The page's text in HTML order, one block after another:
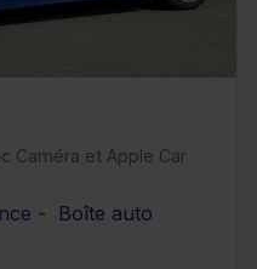
Caméra et Apple Car
- Boîte auto